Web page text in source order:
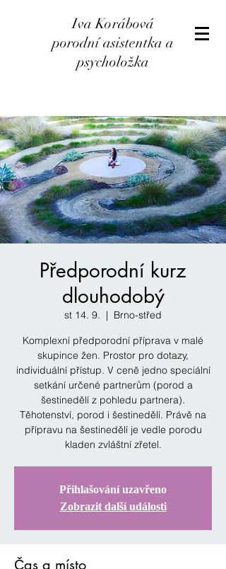
Iva Korábová
porodní asistentka a
psycholožka
Předporodní kurz
dlouhodobý
st 14. 9.
  |
Brno-střed
Komplexní předporodní příprava v malé
skupince žen. Prostor pro dotazy,
individuální přístup. V ceně jedno speciální
setkání určené partnerům (porod a
šestinedělí z pohledu partnera).
Těhotenství, porod i šestinedělí. Právě na
přípravu na šestinedělí je vedle porodu
kladen zvláštní zřetel.
Přihlašování uzavřeno
Zobrazit další události
Čas a místo